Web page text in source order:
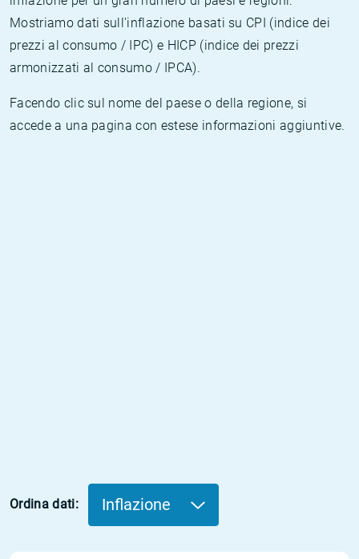
Mostriamo dati sull'inflazione basati su CPI (indice dei
prezzi al consumo / IPC) e HICP (indice dei prezzi
armonizzati al consumo / IPCA).
Facendo clic sul nome del paese o della regione, si
accede a una pagina con estese informazioni aggiuntive.
Ordina dati: Inflazione